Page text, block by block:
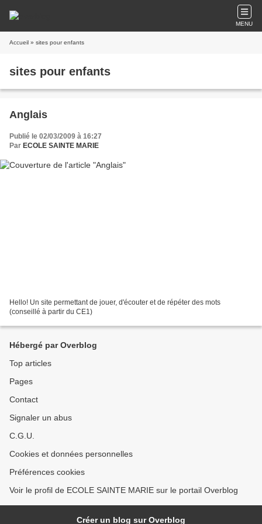
MENU
Accueil » sites pour enfants
sites pour enfants
Anglais
Publié le 02/03/2009 à 16:27
Par ECOLE SAINTE MARIE
Hello! Un site permettant de jouer, d'écouter et de répéter des mots
(conseillé à partir du CE1)
Hébergé par Overblog
Top articles
Pages
Contact
Signaler un abus
C.G.U.
Cookies et données personnelles
Préférences cookies
Voir le profil de ECOLE SAINTE MARIE sur le portail Overblog
Créer un blog sur Overblog